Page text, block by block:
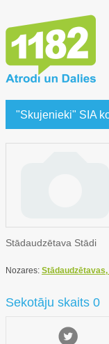
"Skujenieki" SIA
Stādaudzētava Stādi
Nozares:
Sekotāju skaits 0